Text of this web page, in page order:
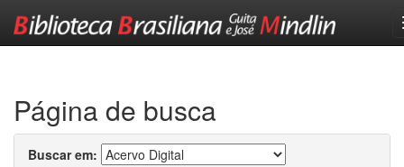
Página de busca
Buscar em: